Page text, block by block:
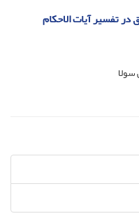
در تفسیر آیات الاحکام